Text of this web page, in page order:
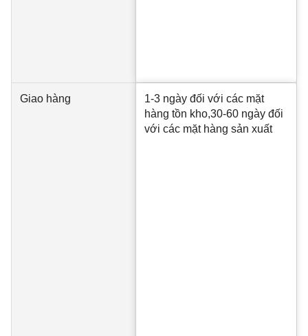
Giao hàng
1-3 ngày đối với các mặt
hàng tồn kho,30-60 ngày đối
với các mặt hàng sản xuất